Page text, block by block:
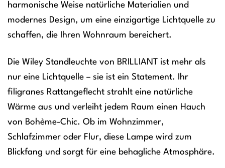
harmonische Weise natürliche Materialien und
modernes Design, um eine einzigartige Lichtquelle zu
schaffen, die Ihren Wohnraum bereichert.
Die Wiley Standleuchte von BRILLIANT ist mehr als
nur eine Lichtquelle – sie ist ein Statement. Ihr
filigranes Rattangeflecht strahlt eine natürliche
Wärme aus und verleiht jedem Raum einen Hauch
von Bohème-Chic. Ob im Wohnzimmer,
Schlafzimmer oder Flur, diese Lampe wird zum
Blickfang und sorgt für eine behagliche Atmosphäre.